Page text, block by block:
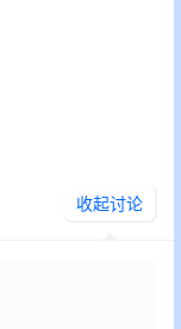
收起讨论